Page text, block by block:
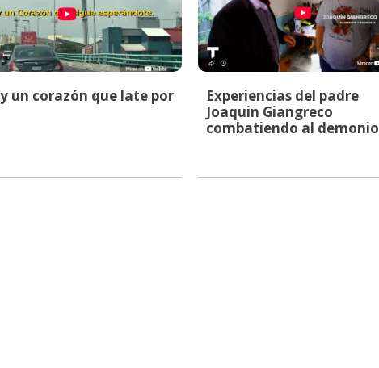
un corazón que late por
Experiencias del padre
Joaquin Giangreco
combatiendo al demonio